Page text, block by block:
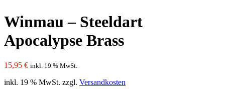
Winmau – Steeldart
Apocalypse Brass
15,95 € inkl. 19 % MwSt.
inkl. 19 % MwSt. zzgl. Versandkosten